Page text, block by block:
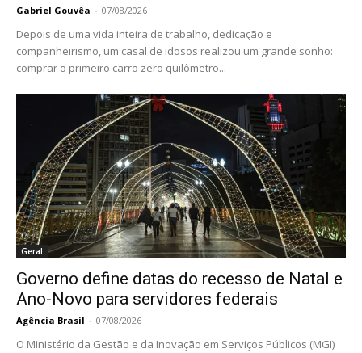
Gabriel Gouvêa - 07/08/2026
Depois de uma vida inteira de trabalho, dedicação e
companheirismo, um casal de idosos realizou um grande sonho:
comprar o primeiro carro zero quilômetro...
Geral
Governo define datas do recesso de Natal e
Ano-Novo para servidores federais
Agência Brasil - 07/08/2026
O Ministério da Gestão e da Inovação em Serviços Públicos (MGI)